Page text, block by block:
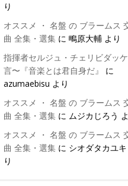
り
オススメ ・ 名盤 の ブラームス
曲 全集・選集に 鴫原大輔より
指揮者セルジュ・チェリビダッ
言〜『音楽とは君自身だ』
に
azumaebisu より
オススメ ・ 名盤 の ブラームス
曲 全集・選集に ムジカじろう
オススメ ・ 名盤 の ブラームス
曲 全集・選集に シオダタカユキ
り